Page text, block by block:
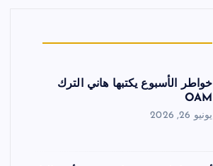
خواطر الأسبوع يكتبها هاني الترك
OAM
يونيو 26, 2026